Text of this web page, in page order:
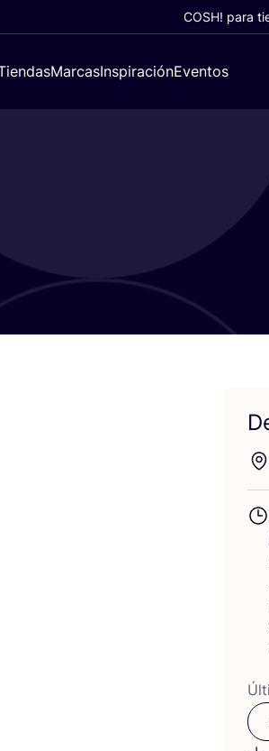
COSH! para
MarcasInspiraciónEventos